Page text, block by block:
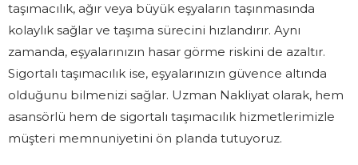
taşımacılık, ağır veya büyük eşyaların taşınmasında
kolaylık sağlar ve taşıma sürecini hızlandırır. Aynı
zamanda, eşyalarınızın hasar görme riskini de azaltır.
Sigortalı taşımacılık ise, eşyalarınızın güvence altında
olduğunu bilmenizi sağlar. Uzman Nakliyat olarak, hem
asansörlü hem de sigortalı taşımacılık hizmetlerimizle
müşteri memnuniyetini ön planda tutuyoruz.